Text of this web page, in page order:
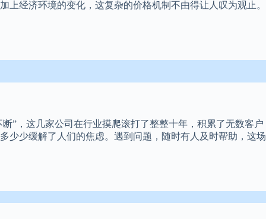
经济环境的变化，这复杂的价格机制不由得让人叹为观止。
”，这几家公司在行业摸爬滚打了整整十年，积累了无数客户
少少缓解了人们的焦虑。遇到问题，随时有人及时帮助，这场